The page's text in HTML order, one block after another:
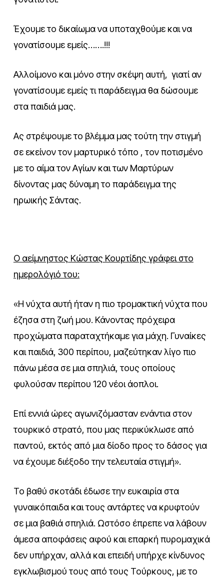
Έχουμε το δικαίωμα να υποταχθούμε και να
γονατίσουμε εμείς…….!!!
Αλλοίμονο και μόνο στην σκέψη αυτή, γιατί αν
γονατίσουμε εμείς τι παράδειγμα θα δώσουμε
στα παιδιά μας.
Ας στρέψουμε το βλέμμα μας τούτη την στιγμή
σε εκείνον τον μαρτυρικό τόπο , τον ποτισμένο
με το αίμα τον Αγίων και των Μαρτύρων
δίνοντας μας δύναμη το παράδειγμα της
ηρωικής Σάντας.
Ο αείμνηστος Κώστας Κουρτίδης γράφει στο
ημερολόγιό του:
«Η νύχτα αυτή ήταν η πιο τρομακτική νύχτα που
έζησα στη ζωή μου. Κάνοντας πρόχειρα
προχώματα παραταχτήκαμε για μάχη. Γυναίκες
και παιδιά, 300 περίπου, μαζεύτηκαν λίγο πιο
πάνω μέσα σε μια σπηλιά, τους οποίους
φυλούσαν περίπου 120 νέοι άοπλοι.
Επί εννιά ώρες αγωνιζόμασταν ενάντια στον
τουρκικό στρατό, που μας περικύκλωσε από
παντού, εκτός από μια δίοδο προς το δάσος για
να έχουμε διέξοδο την τελευταία στιγμή».
Το βαθύ σκοτάδι έδωσε την ευκαιρία στα
γυναικόπαιδα και τους αντάρτες να κρυφτούν
σε μια βαθιά σπηλιά. Ωστόσο έπρεπε να λάβουν
άμεσα αποφάσεις αφού και επαρκή πυρομαχικά
δεν υπήρχαν, αλλά και επειδή υπήρχε κίνδυνος
εγκλωβισμού τους από τους Τούρκους, με το